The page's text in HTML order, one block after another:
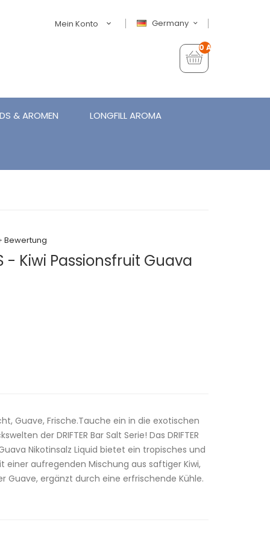
Germany
Mein Konto
0 Artikel - €0,00
& AROMEN LONGFILL AROMA
Bewertung
- Kiwi Passionsfruit Guava
Guave, Frische.Tauche ein in die exotischen
der DRIFTER Bar Salt Serie! Das DRIFTER
Nikotinsalz Liquid bietet ein tropisches und
einer aufregenden Mischung aus saftiger Kiwi,
Guave, ergänzt durch eine erfrischende Kühle.